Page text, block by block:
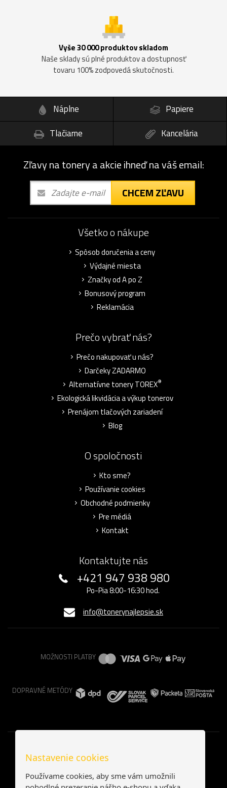
Vyše 30 000 produktov skladom
Naše sklady sú plné produktov a dostupnosť
tovaru 100% zodpovedá skutočnosti.
Náplne
Papiere
Tlačiarne
Kancelária
Zľavy na tonery a akcie ihneď na váš email:
CHCEM ZĽAVU
Všetko o nákupe
Spôsob doručenia a ceny
Výdajné miesta
Značky od A po Z
Bonusový program
Reklamácia
Prečo vybrať nás?
Prečo nakupovať u nás?
Darčeky ZADARMO
Alternatívne tonery TOREX®
Ekologická likvidácia a výkup tonerov
Prenájom tlačových zariadení
Blog
O spoločnosti
Kto sme?
Používanie cookies
Obchodné podmienky
Pre médiá
Kontakt
Kontaktujte nás
+421 947 938 980
Po-Pia 8:00-16:30 hod.
info@tonerynajlepsie.sk
MOŽNOSTI PLATBY
DOPRAVNÉ METÓDY
Nastavenie cookies
Používame cookies, aby sme vám umožnili